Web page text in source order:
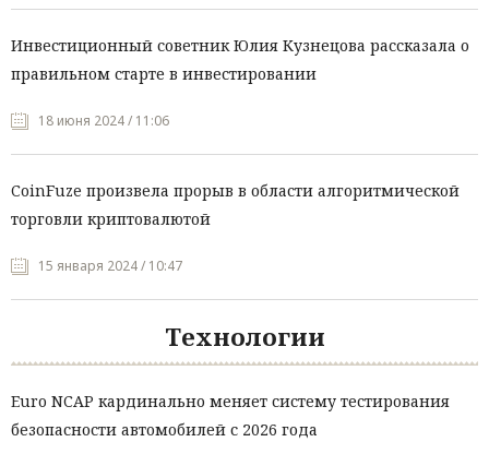
Инвестиционный советник Юлия Кузнецова рассказала о
правильном старте в инвестировании
18 июня 2024 / 11:06
CoinFuze произвела прорыв в области алгоритмической
торговли криптовалютой
15 января 2024 / 10:47
Технологии
Euro NCAP кардинально меняет систему тестирования
безопасности автомобилей с 2026 года